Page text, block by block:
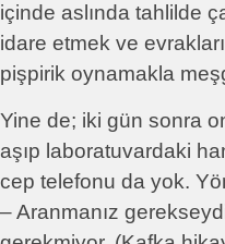
içinde aslında tahlilde
idare etmek ve
pişpirik oynamakla
Yine de; iki gün sonra
aşıp laboratuvardaki
cep telefonu da yok.
– Aranmanız